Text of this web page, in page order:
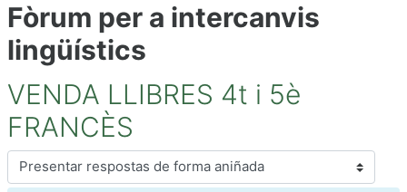
Fòrum per a intercanvis
lingüístics
VENDA LLIBRES 4t i 5è
FRANCÈS
Modo de presentación